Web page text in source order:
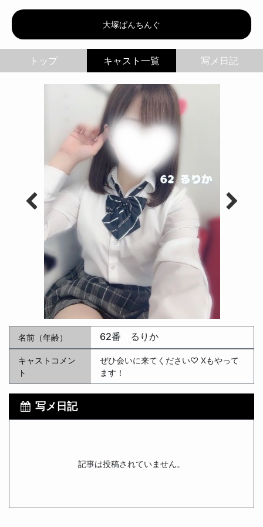
大塚ぱんちんぐ | 62
大塚ぱんちんぐ
トップ 写メ日記
名前（年齢） 62番 るりか
キャストコメン
ト
ぜひ会いに来てください♡ Xもやって
ます！
写メ日記
記事は投稿されていません。